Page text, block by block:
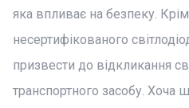
яка впливає на безпеку.
несертифікованого
призвести до відкликання
транспортного засобу. Хоча